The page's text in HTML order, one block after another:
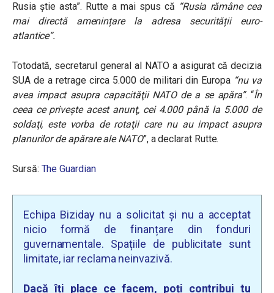
Rusia știe asta”. Rutte a mai spus că “Rusia rămâne cea
mai directă amenințare la adresa securității euro-
atlantice”.
Totodată, secretarul general al NATO a asigurat că decizia
SUA de a retrage circa 5.000 de militari din Europa “nu va
avea impact asupra capacităţii NATO de a se apăra”. “În
ceea ce priveşte acest anunţ, cei 4.000 până la 5.000 de
soldaţi, este vorba de rotaţii care nu au impact asupra
planurilor de apărare ale NATO”, a declarat Rutte.
Sursă: The Guardian
Echipa Biziday nu a solicitat și nu a acceptat
nicio formă de finanțare din fonduri
guvernamentale. Spațiile de publicitate sunt
limitate, iar reclama neinvazivă.
Dacă îți place ce facem, poți contribui tu